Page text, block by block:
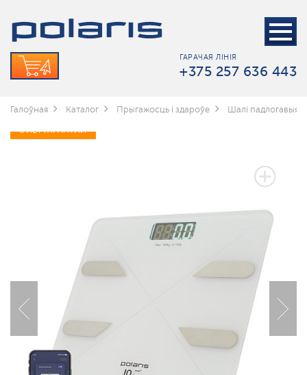
ГАРАЧАЯ ЛІНІЯ
+375 257 636 443
Галоўная Каталог Прыгажосць і здароўе Шалі падлогавыя
5 ЛЕТ ГАРАНТИИ